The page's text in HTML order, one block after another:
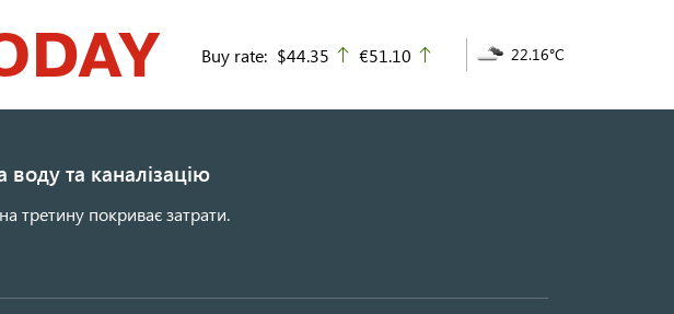
Buy rate: $44.35 up
€51.10 22.16°C
воду та каналізацію
третину покриває затрати.